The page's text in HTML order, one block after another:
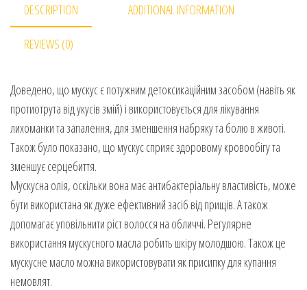
DESCRIPTION ADDITIONAL INFORMATION
REVIEWS (0)
Доведено, що мускус є потужним детоксикаційним засобом (навіть як
протиотрута від укусів змій) і використовується для лікування
лихоманки та запалення, для зменшення набряку та болю в животі.
Також було показано, що мускус сприяє здоровому кровообігу та
зменшує серцебиття.
Мускусна олія, оскільки вона має антибактеріальну властивість, може
бути використана як дуже ефективний засіб від прищів. А також
допомагає уповільнити ріст волосся на обличчі. Регулярне
використання мускусного масла робить шкіру молодшою. Також це
мускусне масло можна використовувати як присипку для купання
немовлят.